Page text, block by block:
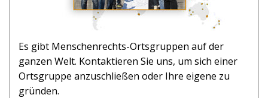
Es gibt Menschenrechts-Ortsgruppen auf der
ganzen Welt. Kontaktieren Sie uns, um sich einer
Ortsgruppe anzuschließen oder Ihre eigene zu
gründen.